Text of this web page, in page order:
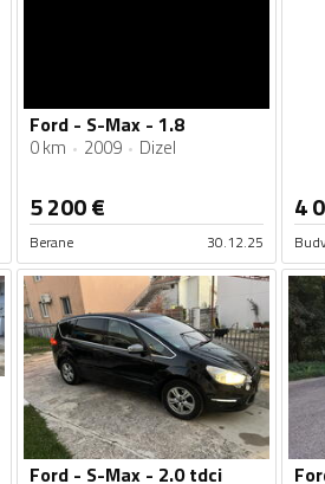
Ford - S-Max - 1.8
0 km 2009 Dizel
5 200€
Berane 30.12.25
4
Ford - S-Max - 2.0 tdci